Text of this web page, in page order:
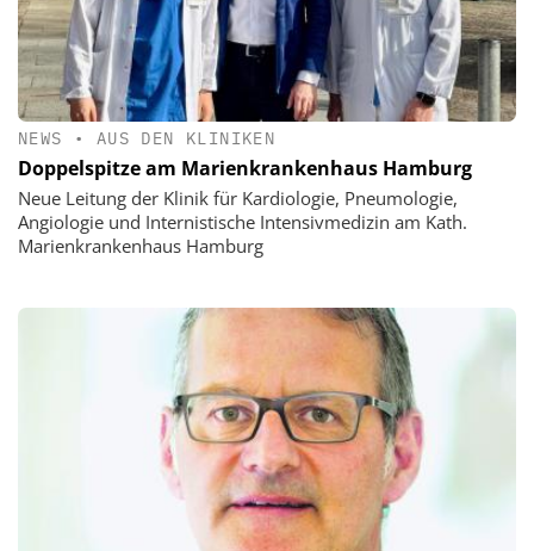
NEWS • AUS DEN KLINIKEN
Doppelspitze am Marienkrankenhaus Hamburg
Neue Leitung der Klinik für Kardiologie, Pneumologie,
Angiologie und Internistische Intensivmedizin am Kath.
Marienkrankenhaus Hamburg